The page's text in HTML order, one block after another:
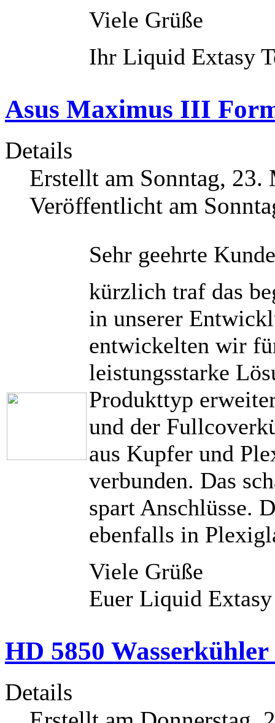
Viele Grüße
Ihr Liquid Extasy
Asus Maximus III
Details
Erstellt am Sonntag, 23.
Veröffentlicht am
Sehr geehrte
kürzlich traf das
in unserer
entwickelten wir
leistungsstarke
Produkttyp
und der
aus Kupfer und
verbunden. Das
spart Anschlüsse.
ebenfalls in
Viele Grüße
Euer Liquid Extasy
HD 5850
Details